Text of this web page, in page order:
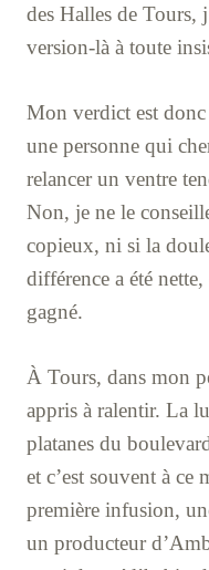
des Halles de Tours,
version-là à toute
Mon verdict est
une personne qui
relancer un ventre
Non, je ne le
copieux, ni si la
différence a été
gagné.
À Tours, dans mon
appris à ralentir. La
platanes du
et c’est souvent à ce
première infusion,
un producteur